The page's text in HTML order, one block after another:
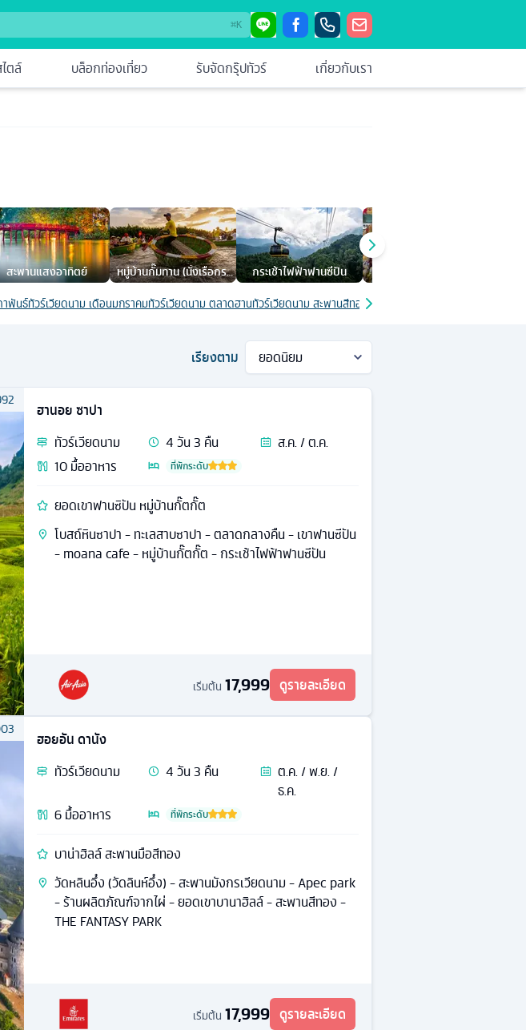
⌘K
ตล์ บล็อกท่องเที่ยว รับจัดกรุ๊ปทัวร์ เกี่ยวกับเรา
สะพานแสงอาทิตย์
หมู่บ้านกั๊มทาน (นั่งเรือกระ
ด้ง)
กระเช้าไฟฟ้าฟานซีปัน
าพันธ์ทัวร์เวียดนาม เดือนมกราคมทัวร์เวียดนาม ตลาดฮานทัวร์เวียดนาม สะพานสีทองทัวร์เวียดนาม ยอดเขาบานาฮิลล์
เรียงตาม
ฮานอย ซาปา
ทัวร์เวียดนาม 4วัน3 คืน
ส.ค. / ต.ค.
10มื้ออาหาร ที่พักระดับ
ยอดเขาฟานซิปัน หมู่บ้านกั๊ตกั๊ต
โบสถ์หินซาปา - ทะเลสาบซาปา - ตลาดกลางคืน - เขาฟานซีปัน
- moana cafe - หมู่บ้านกั๊ตกั๊ต - กระเช้าไฟฟ้าฟานซีปัน
เริ่มต้น 17,999 ดูรายละเอียด
ฮอยอัน ดานัง
ทัวร์เวียดนาม 4วัน3 คืน
ต.ค. / พ.ย. /
ธ.ค.
6มื้ออาหาร ที่พักระดับ
บาน่าฮิลล์ สะพานมือสีทอง
วัดหลินอึ๋ง (วัดลินห์อึ๋ง) - สะพานมังกรเวียดนาม - Apec park
- ร้านผลิตภัณฑ์จากไผ่ - ยอดเขาบานาฮิลล์ - สะพานสีทอง -
THE FANTASY PARK
เริ่มต้น 17,999 ดูรายละเอียด